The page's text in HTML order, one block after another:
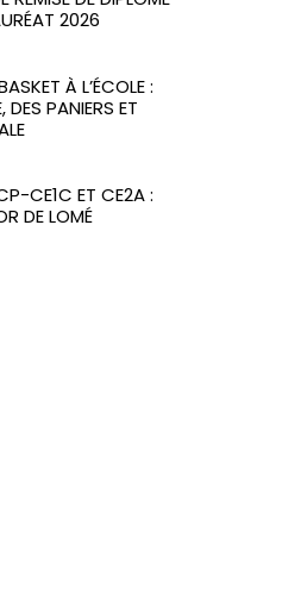
2026
À L’ÉCOLE :
DES PANIERS ET
CE1C ET CE2A :
DE LOMÉ